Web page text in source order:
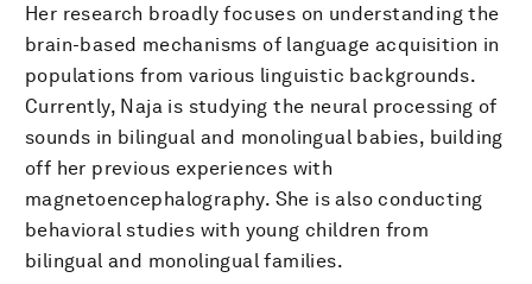
Her research broadly focuses on understanding the
brain-based mechanisms of language acquisition in
populations from various linguistic backgrounds.
Currently, Naja is studying the neural processing of
sounds in bilingual and monolingual babies, building
off her previous experiences with
magnetoencephalography. She is also conducting
behavioral studies with young children from
bilingual and monolingual families.